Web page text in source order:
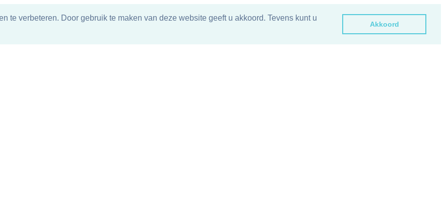
te verbeteren. Door gebruik te maken van deze website geeft u akkoord. Tevens kunt u
Akkoord